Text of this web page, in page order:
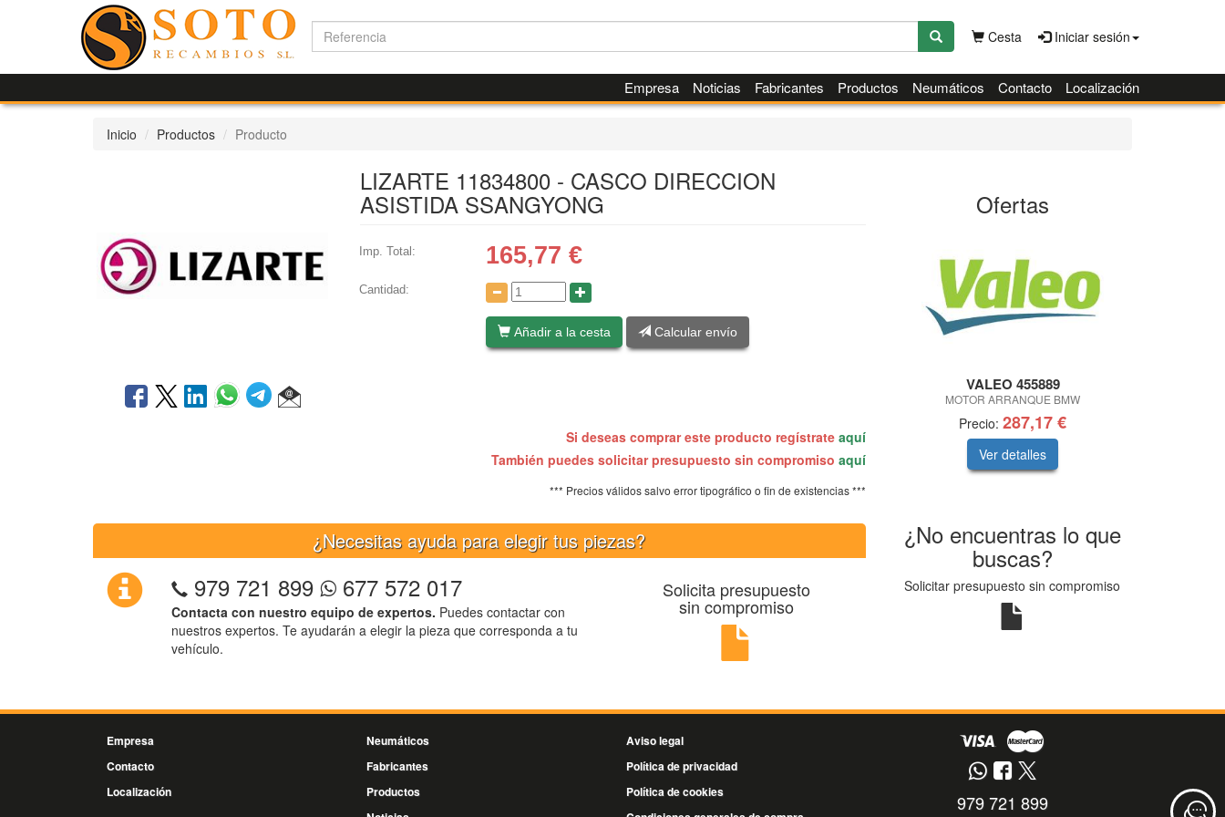
Cesta Iniciar sesión
Empresa Noticias Fabricantes Productos Neumáticos Contacto Localización
Inicio Productos Producto
LIZARTE 11834800 - CASCO DIRECCION
ASISTIDA SSANGYONG
Imp. Total: 165,77 €
Cantidad:
Añadir a la cesta Calcular envío
Si deseas comprar este producto regístrate aquí
También puedes solicitar presupuesto sin compromiso aquí
*** Precios válidos salvo error tipográfico o fin de existencias ***
¿Necesitas ayuda para elegir tus piezas?
979 721 899 677 572 017
Contacta con nuestro equipo de expertos. Puedes contactar con
nuestros expertos. Te ayudarán a elegir la pieza que corresponda a tu
vehículo.
Solicita presupuesto
sin compromiso
Ofertas
VALEO 455889
MOTOR ARRANQUE BMW
Precio: 287,17 €
Ver detalles
¿No encuentras lo que
buscas?
Solicitar presupuesto sin compromiso
Empresa
Contacto
Localización
Neumáticos
Fabricantes
Productos
Aviso legal
Política de privacidad
Política de cookies
979 721 899